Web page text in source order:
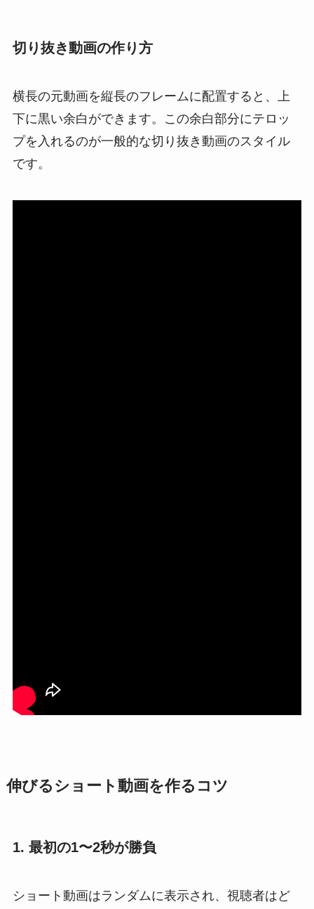
切り抜き動画の作り方
横長の元動画を縦長のフレームに配置すると、上
下に黒い余白ができます。この余白部分にテロッ
プを入れるのが一般的な切り抜き動画のスタイル
です。
伸びるショート動画を作るコツ
1. 最初の1〜2秒が勝負
ショート動画はランダムに表示され、視聴者はど